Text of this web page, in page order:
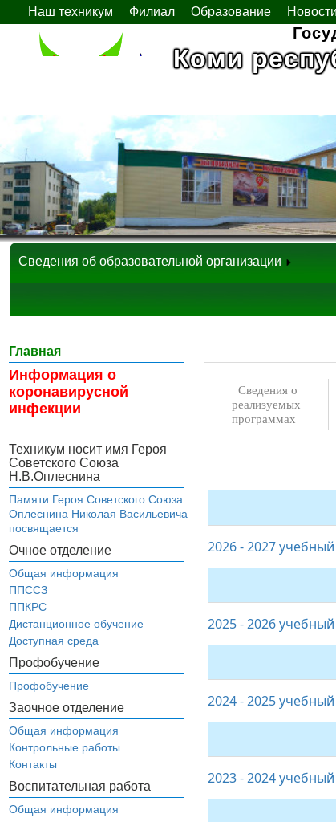
Наш техникум Филиал Образование Новости
Коми
Сведения об образовательной организации
Главная
Информация о
коронавирусной
инфекции
Техникум носит имя Героя
Советского Союза
Н.В.Оплеснина
Памяти Героя Советского Союза
Оплеснина Николая Васильевича
посвящается
Очное отделение
Общая информация
ППССЗ
ППКРС
Дистанционное обучение
Доступная среда
Профобучение
Профобучение
Заочное отделение
Общая информация
Контрольные работы
Контакты
Воспитательная работа
Общая информация
Сведения о
реализуемых
программах
2026 - 2027
2025 - 2026
2024 - 2025
2023 - 2024